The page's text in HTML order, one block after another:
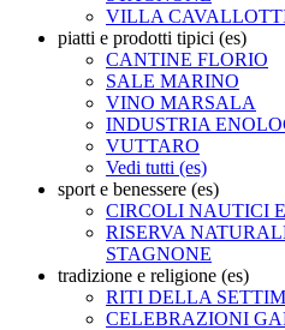
VILLA
piatti e prodotti tipici (es)
CANTINE FLORIO
SALE MARINO
VINO MARSALA
INDUSTRIA
VUTTARO
Vedi tutti (es)
sport e benessere (es)
CIRCOLI NAUTICI
RISERVA
STAGNONE
tradizione e religione (es)
RITI DELLA
CELEBRAZIONI